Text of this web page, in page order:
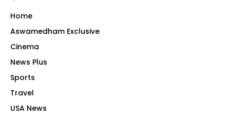
Home
Aswamedham Exclusive
Cinema
News Plus
Sports
Travel
USA News